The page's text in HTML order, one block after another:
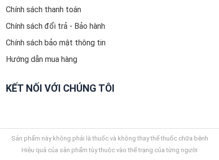
Chính sách thanh toán
Chính sách đổi trả - Bảo hành
Chính sách bảo mật thông tin
Hướng dẫn mua hàng
KẾT NỐI VỚI CHÚNG TÔI
Sản phẩm này không phải là thuốc và không thay thế thuốc chữa bệnh
Hiệu quả của sản phẩm tùy thuộc vào thể trạng của từng người